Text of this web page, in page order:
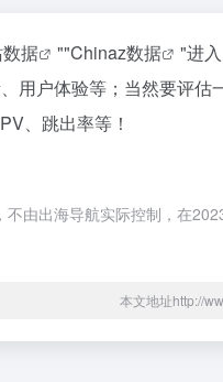
据 ""Chinaz数据
"进
用户体验等；当然要评估
、跳出率等！
由出海导航实际控制，在
本文地址http://